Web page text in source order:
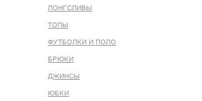
ЛОНГСЛИВЫ
ТОПЫ
ФУТБОЛКИ И ПОЛО
БРЮКИ
ДЖИНСЫ
ЮБКИ